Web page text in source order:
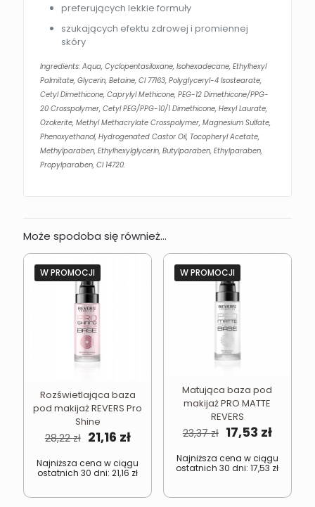
preferujących lekkie formuły
szukających efektu zdrowej i promiennej
skóry
Ingredients: Aqua, Cyclopentasiloxane, Isohexadecane, Ethylhexyl
Palmitate, Glycerin, Betaine, CI 77163, Polyglyceryl-4 Isostearate,
Cetyl Dimethicone, Caprylyl Methicone, PEG-12 Dimethicone/PPG-
20 Crosspolymer, Cetyl PEG/PPG-10/1 Dimethicone, Hexyl Laurate,
Ozokerite, Methyl Methacrylate Crosspolymer, Magnesium Sulfate,
Phenoxyethanol, Hydrogenated Castor Oil, Tocopheryl Acetate,
Methylparaben, Ethylhexylglycerin, Butylparaben, Ethylparaben,
Propylparaben, CI 14720.
Może spodoba się również…
W PROMOCJI
Rozświetlająca baza
pod makijaż REVERS Pro
Shine
28,22zł Pierwotna
wynosiła:
28,22 zł.
21,16 złAktualna
wynosi:
21,16 zł.
Najniższa cena w ciągu
ostatnich 30 dni:21,16 zł
W PROMOCJI
Matująca baza pod
makijaż PRO MATTE
REVERS
23,37zł Pierwotna
wynosiła:
23,37 zł.
17,53 zł
17,53
Najniższa cena w ciągu
ostatnich 30 dni:17,53 zł